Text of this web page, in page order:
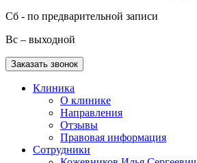
Сб - по предварительной записи
Вс – выходной
Заказать звонок
Клиника
О клинике
Направления
Отзывы
Правовая информация
Сотрудники